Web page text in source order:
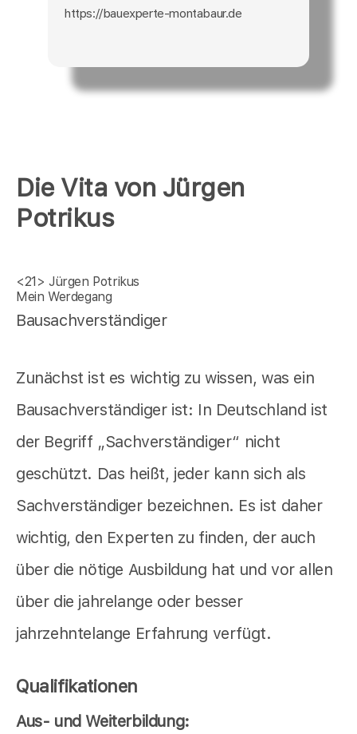
Die Vita von Jürgen
Potrikus
<21> Jürgen Potrikus
Mein Werdegang
Bausachverständiger
Zunächst ist es wichtig zu wissen, was ein
Bausachverständiger ist: In Deutschland ist
der Begriff „Sachverständiger“ nicht
geschützt. Das heißt, jeder kann sich als
Sachverständiger bezeichnen. Es ist daher
wichtig, den Experten zu finden, der auch
über die nötige Ausbildung hat und vor allen
über die jahrelange oder besser
jahrzehntelange Erfahrung verfügt.
Qualifikationen
Aus- und Weiterbildung:
https://bauexperte-montabaur.de